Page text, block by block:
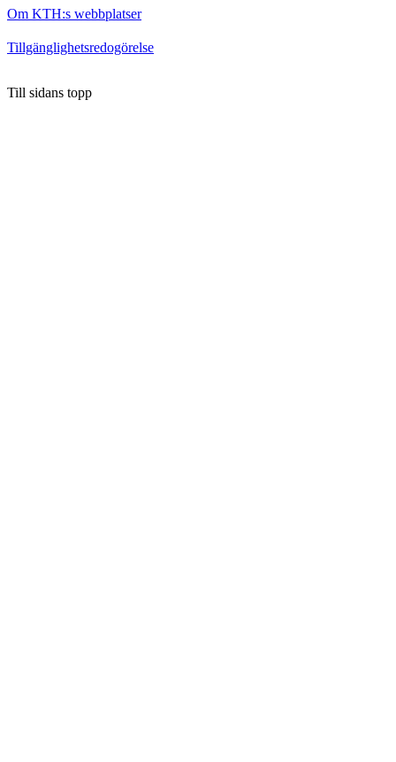
Om KTH:s webbplatser
Tillgänglighetsredogörelse
Till sidans topp